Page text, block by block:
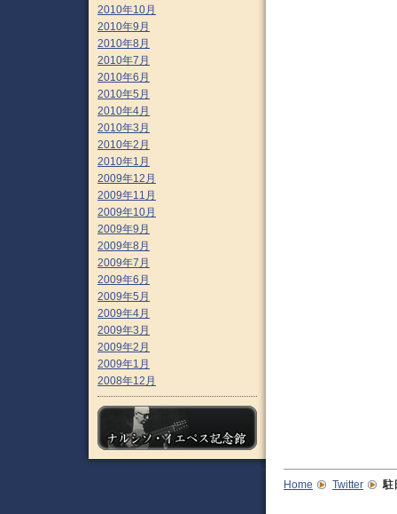
2010年10月
2010年9月
2010年8月
2010年7月
2010年6月
2010年5月
2010年4月
2010年3月
2010年2月
2010年1月
2009年12月
2009年11月
2009年10月
2009年9月
2009年8月
2009年7月
2009年6月
2009年5月
2009年4月
2009年3月
2009年2月
2009年1月
2008年12月
Home Twitter 駐